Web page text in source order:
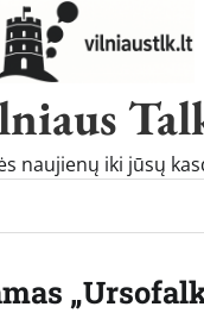
naujienų iki jūsų